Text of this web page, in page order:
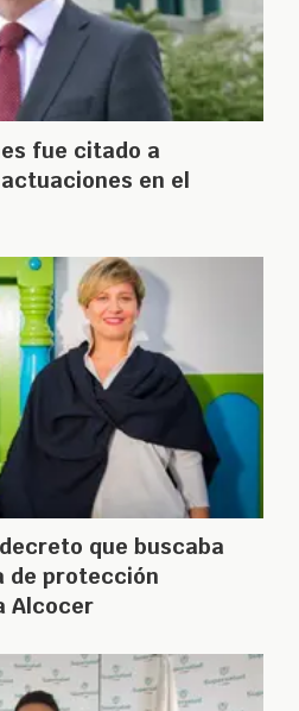
fue citado a
en el
que buscaba
de protección
Alcocer